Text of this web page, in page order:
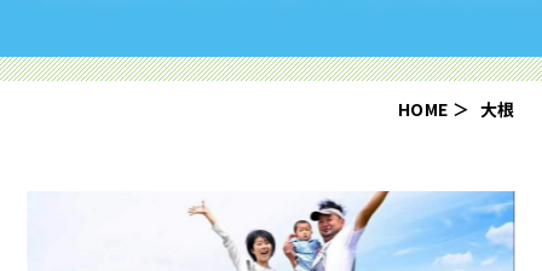
HOME 大根